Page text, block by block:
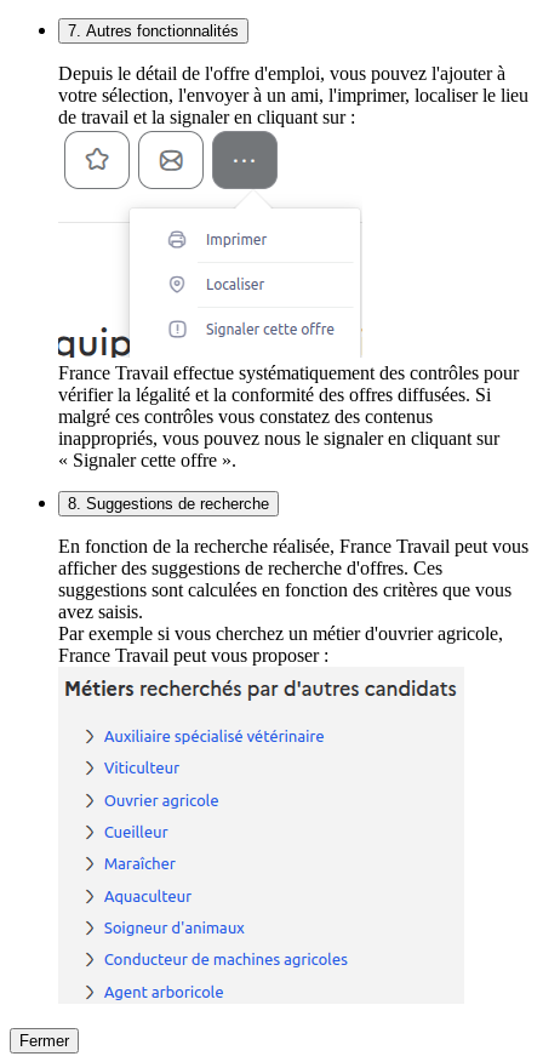
7. Autres fonctionnalités
Depuis le détail de l'offre d'emploi, vous pouvez l'ajouter à
votre sélection, l'envoyer à un ami, l'imprimer, localiser le lieu
de travail et la signaler en cliquant sur :
France Travail effectue systématiquement des contrôles pour
vérifier la légalité et la conformité des offres diffusées. Si
malgré ces contrôles vous constatez des contenus
inappropriés, vous pouvez nous le signaler en cliquant sur
« Signaler cette offre ».
8. Suggestions de recherche
En fonction de la recherche réalisée, France Travail peut vous
afficher des suggestions de recherche d'offres. Ces
suggestions sont calculées en fonction des critères que vous
avez saisis.
Par exemple si vous cherchez un métier d'ouvrier agricole,
France Travail peut vous proposer :
Fermer